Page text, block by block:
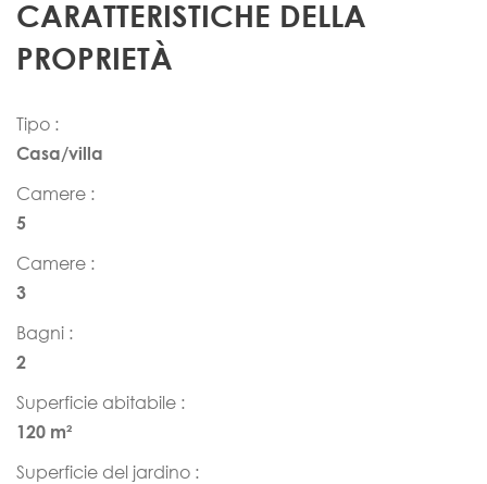
CARATTERISTICHE DELLA
PROPRIETÀ
Tipo :
Casa/villa
Camere :
5
Camere :
3
Bagni :
2
Superficie abitabile :
120 m²
Superficie del jardino :